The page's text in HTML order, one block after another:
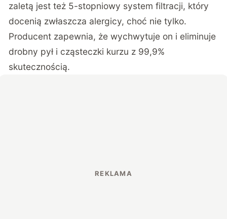
zaletą jest też 5-stopniowy system filtracji, który
docenią zwłaszcza alergicy, choć nie tylko.
Producent zapewnia, że wychwytuje on i eliminuje
drobny pył i cząsteczki kurzu z 99,9%
skutecznością.